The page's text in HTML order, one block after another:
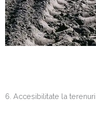
6. Accesibilitate la